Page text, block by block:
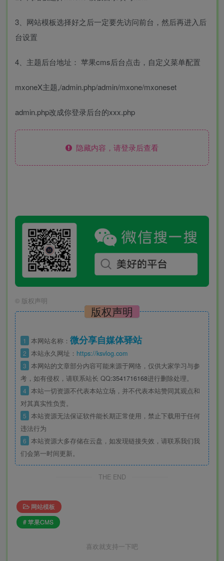
3、网站模板选择好之后一定要先访问前台，然后再进入后
台设置
4、主题后台地址： 苹果cms后台点击，自定义菜单配置
mxoneX主题,/admin.php/admin/mxone/mxoneset
admin.php改成你登录后台的xxx.php
隐藏内容，请登录后查看
© 版权声明
版权声明
1 本网站名称： 微分享自媒体驿站
2 本站永久网址： https://ksvlog.com
3 本网站的文章部分内容可能来源于网络，仅供大家学习与参
考，如有侵权，请联系站长 QQ:3541716168进行删除处理。
4 本站一切资源不代表本站立场，并不代表本站赞同其观点和
对其真实性负责。
5 本站资源无法保证软件能长期正常使用，禁止下载用于任何
违法行为
6 本站资源大多存储在云盘，如发现链接失效，请联系我们我
们会第一时间更新。
THE END
网站模板
# 苹果CMS
喜欢就支持一下吧